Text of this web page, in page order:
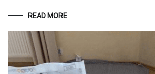
READ MORE